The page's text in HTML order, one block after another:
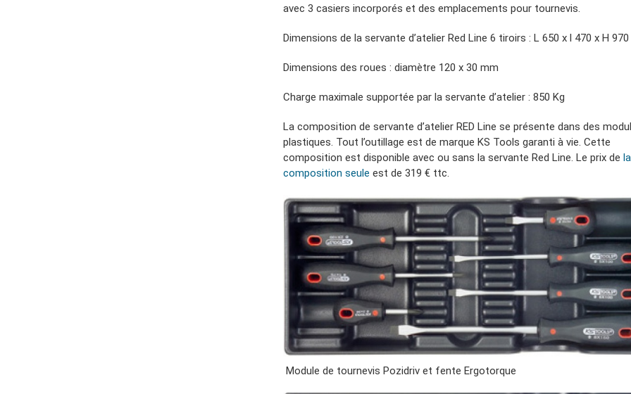
avec 3 casiers incorporés et des emplacements pour tournevis.
Dimensions de la servante d’atelier Red Line 6 tiroirs : L 650 x l 470 x H
Dimensions des roues : diamètre 120 x 30 mm
Charge maximale supportée par la servante d’atelier : 850 Kg
La composition de servante d’atelier RED Line se présente dans des
plastiques. Tout l’outillage est de marque KS Tools garanti à vie. Cette
composition est disponible avec ou sans la servante Red Line. Le prix de la
composition seule est de 319 € ttc.
Module de tournevis Pozidriv et fente Ergotorque